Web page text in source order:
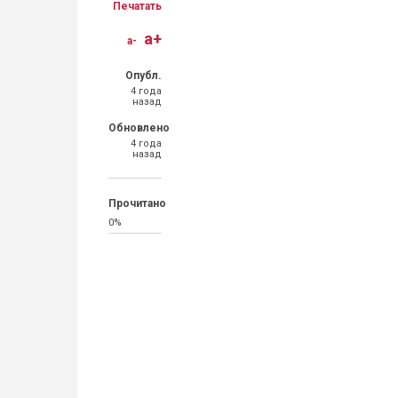
Печатать
a- a+
Опубл.
4 года
назад
Обновлено
4 года
назад
Прочитано
0%